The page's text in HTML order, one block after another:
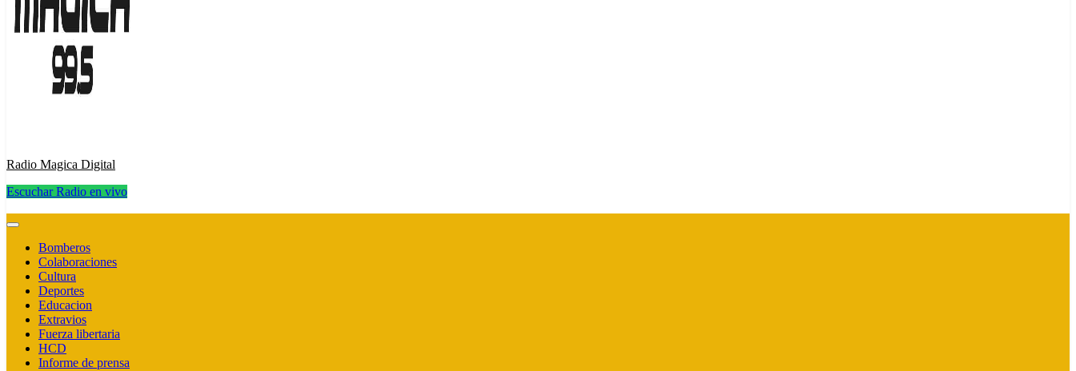
Radio Magica Digital
Escuchar Radio en vivo
Bomberos
Colaboraciones
Cultura
Deportes
Educacion
Extravios
Fuerza libertaria
HCD
Informe de prensa